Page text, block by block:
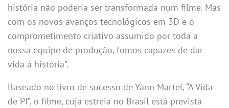
história não poderia ser transformada num filme. Mas
com os novos avanços tecnológicos em 3D e o
comprometimento criativo assumido por toda a
nossa equipe de produção, fomos capazes de dar
vida à história”.
Baseado no livro de sucesso de Yann Martel, “A Vida
de PI”, o filme, cuja estreia no Brasil está prevista